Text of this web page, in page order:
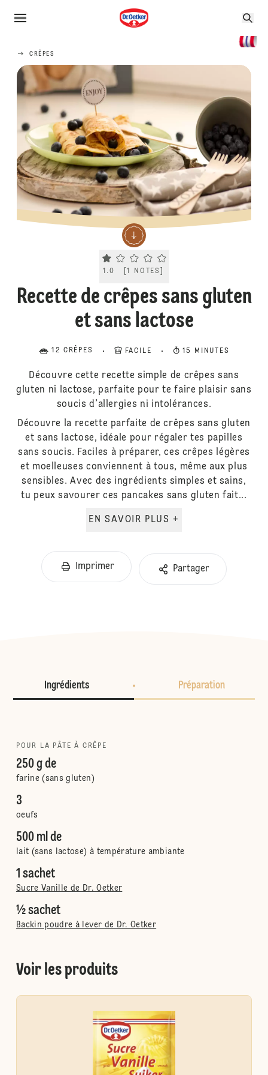
CRÊPES
Current rating 1.0. Click to rate.
1.0 [1 NOTES
Recette de crêpes sans gluten
et sans lactose
12 CRÊPES FACILE 15 MINUTES
Découvre cette recette simple de crêpes sans
gluten ni lactose, parfaite pour te faire plaisir sans
soucis d’allergies ni intolérances.
Découvre la recette parfaite de crêpes sans gluten
et sans lactose, idéale pour régaler tes papilles
sans soucis. Faciles à préparer, ces crêpes légères
et moelleuses conviennent à tous, même aux plus
sensibles. Avec des ingrédients simples et sains,
tu peux savourer ces pancakes sans gluten fait...
EN SAVOIR PLUS +
Imprimer Partager
Ingrédients Préparation
POUR LA PÂTE À CRÊPE
250 g de
farine (sans gluten)
3
oeufs
500 ml de
lait (sans lactose) à température ambiante
1 sachet
Sucre Vanille de Dr. Oetker
½ sachet
Backin poudre à lever de Dr. Oetker
Voir les produits